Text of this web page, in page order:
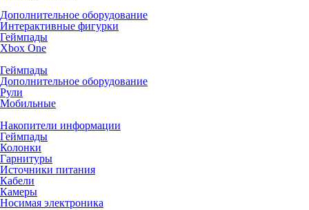
Дополнительное оборудование
Интерактивные фигурки
Геймпады
Xbox One
Геймпады
Дополнительное оборудование
Рули
Мобильные
Накопители информации
Геймпады
Колонки
Гарнитуры
Источники питания
Кабели
Камеры
Носимая электроника